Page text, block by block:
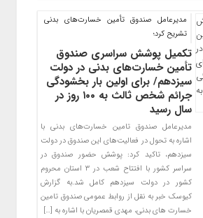
مدیرعامل صندوق تأمین خسارت‌های بدنی
تشریح کرد؛
تکمیل پوشش سراسری صندوق
تأمین خسارت‌های بدنی در دولت
سیزدهم/ برای اولین بار بخشودگی
جرائم شخص ثالث به ۱۰۰ روز در
سال رسید
مدیرعامل صندوق تامین خسارت‌های بدنی با
اشاره به تحول در فعالیت‌های این صندوق در دولت
سیزدهم، تاکید کرد: پوشش حضور صندوق در
سراسر کشور با افتتاح شعب در ۳ استان محروم
کشور در دولت سیزدهم کامل شد.به گزارش
کیوسک خبر به نقل از روابط عمومی صندوق تامین
خسارت های بدنی، مهدی قمصریان با اشاره به […]